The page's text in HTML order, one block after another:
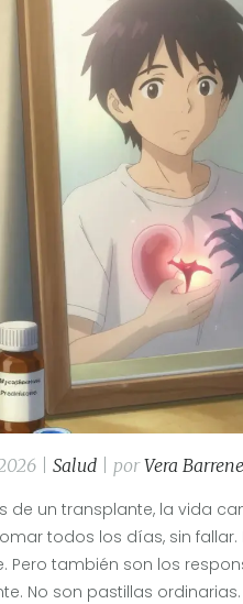
| Salud | porVera
de un transplante, la vida
todos los días, sin
Pero también son los
No son pastillas